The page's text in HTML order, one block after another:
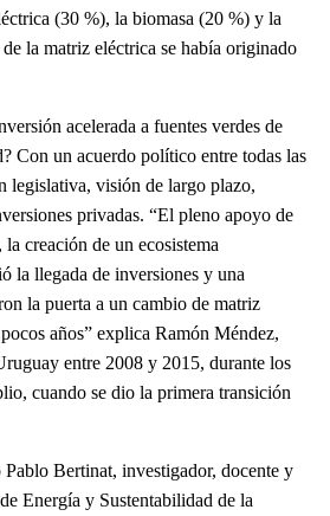
(30 %), la biomasa (20 %) y la
la matriz eléctrica se había originado
acelerada a fuentes verdes de
Con un acuerdo político entre todas las
legislativa, visión de largo plazo,
privadas. “El pleno apoyo de
creación de un ecosistema
la llegada de inversiones y una
la puerta a un cambio de matriz
años” explica Ramón Méndez,
entre 2008 y 2015, durante los
cuando se dio la primera transición
Bertinat, investigador, docente y
Energía y Sustentabilidad de la